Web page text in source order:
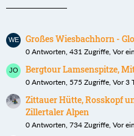
Großes Wiesbachhorn -
0 Antworten, 431 Zugriffe, Vor
Bergtour Lamsenspitze,
0 Antworten, 575 Zugriffe, Vor 3
Zittauer Hütte, Rosskopf
Zillertaler Alpen
0 Antworten, 734 Zugriffe, Vor